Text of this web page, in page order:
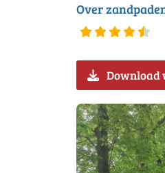
Over
Download